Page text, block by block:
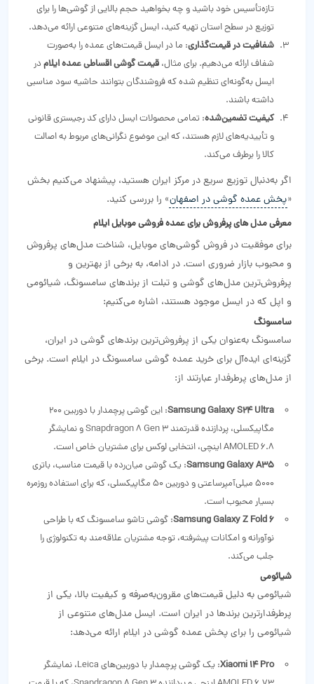
تازه‌تأسیس خود باشید و چه بخواهید حجم بالایی از گوشی‌ها را برای
توزیع در سطح استان تهیه کنید، ایسل گزینه‌های متنوعی ارائه می‌دهد.
شفافیت در قیمت‌گذاری: ما در ایسل قیمت‌های عمده را به‌صورت
شفاف ارائه می‌دهیم. برای مثال، قیمت گوشی اقساطی عمده ایلام در
ایسل به‌گونه‌ای تنظیم شده که فروشندگان بتوانند حاشیه سود مناسبی
داشته باشند.
کیفیت تضمین‌شده: تمامی محصولات ایسل دارای کد رجیستری قانونی
و تأییدیه‌های لازم هستند، که این موضوع نگرانی‌های مربوط به اصالت
کالا را برطرف می‌کند.
اگر به‌دنبال توزیع سریع در مرکز ایران هستید، پیشنهاد می‌کنیم بخش
«پخش عمده گوشی در اصفهان» را بررسی کنید.
معرفی مدل‌ های پرفروش برای عمده فروشی موبایل ایلام
برای موفقیت در فروش گوشی‌های موبایل، شناخت مدل‌های پرفروش
و محبوب بازار ضروری است. در ادامه، به برخی از بهترین و
پرفروش‌ترین مدل‌های گوشی و تبلت از برندهای سامسونگ، شیائومی
و اپل که در ایسل موجود هستند، اشاره می‌کنیم:
سامسونگ
سامسونگ به‌عنوان یکی از پرفروش‌ترین برندهای گوشی در ایران،
گزینه‌ای ایده‌آل برای خرید عمده گوشی سامسونگ در ایلام است. برخی
از مدل‌های پرطرفدار عبارتند از:
Samsung Galaxy S24 Ultra
: این گوشی پرچمدار با دوربین 200
مگاپیکسلی، پردازنده قدرتمند Snapdragon 8 Gen 3 و نمایشگر
AMOLED 6.8 اینچی، انتخابی لوکس برای مشتریان خاص است.
Samsung Galaxy A35: یک گوشی میان‌رده با قیمت مناسب، باتری
5000 میلی‌آمپرساعتی و دوربین 50 مگاپیکسلی، که برای استفاده روزمره
بسیار محبوب است.
Samsung Galaxy Z Fold 6: گوشی تاشو سامسونگ که با طراحی
نوآورانه و امکانات پیشرفته، توجه مشتریان علاقه‌مند به تکنولوژی را
جلب می‌کند.
شیائومی
شیائومی به دلیل قیمت‌های مقرون‌به‌صرفه و کیفیت بالا، یکی از
پرطرفدارترین برندها در ایران است. ایسل مدل‌های متنوعی از
شیائومی را برای پخش عمده گوشی در ایلام ارائه می‌دهد:
Xiaomi 14 Pro
: یک گوشی پرچمدار با دوربین‌های Leica، نمایشگر